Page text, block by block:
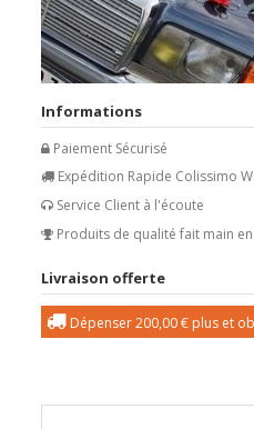
Informations
Paiement Sécurisé
Expédition Rapide Colissimo
Service Client à l'écoute
Produits de qualité fait main en
Livraison offerte
Dépenser200,00 € plus et